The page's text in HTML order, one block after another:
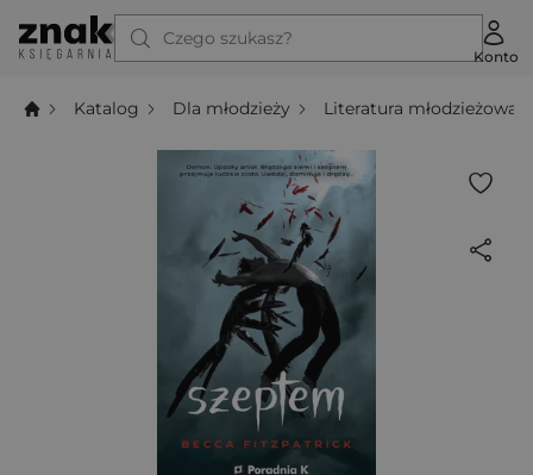
Czego szukasz?
Konto
Katalog Dla młodzieży Literatura młodzieżowa